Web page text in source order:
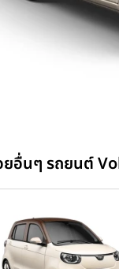
อื่นๆ รถยนต์